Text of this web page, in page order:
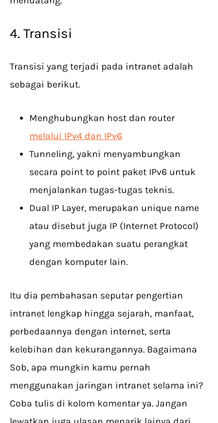
4. Transisi
Transisi yang terjadi pada intranet adalah
sebagai berikut.
Menghubungkan host dan router
melalui IPv4 dan IPv6
Tunneling, yakni menyambungkan
secara point to point paket IPv6 untuk
menjalankan tugas-tugas teknis.
Dual IP Layer, merupakan unique name
atau disebut juga IP (Internet Protocol)
yang membedakan suatu perangkat
dengan komputer lain.
Itu dia pembahasan seputar pengertian
intranet lengkap hingga sejarah, manfaat,
perbedaannya dengan internet, serta
kelebihan dan kekurangannya. Bagaimana
Sob, apa mungkin kamu pernah
menggunakan jaringan intranet selama ini?
Coba tulis di kolom komentar ya. Jangan